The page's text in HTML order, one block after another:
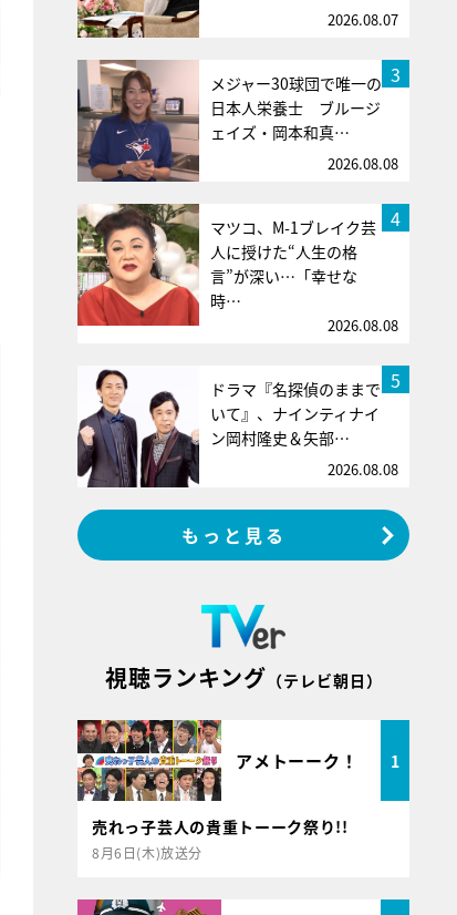
2026.08.07
3
メジャー30球団で唯一の
日本人栄養士 ブルージ
ェイズ・岡本和真…
2026.08.08
4
マツコ、M-1ブレイク芸
人に授けた“人生の格
言”が深い…「幸せな
時…
2026.08.08
5
ドラマ『名探偵のままで
いて』、ナインティナイ
ン岡村隆史＆矢部…
2026.08.08
もっと見る
視聴ランキング （テレビ朝日）
アメトーーク！ 1
売れっ子芸人の貴重トーーク祭り!!
8月6日(木)放送分